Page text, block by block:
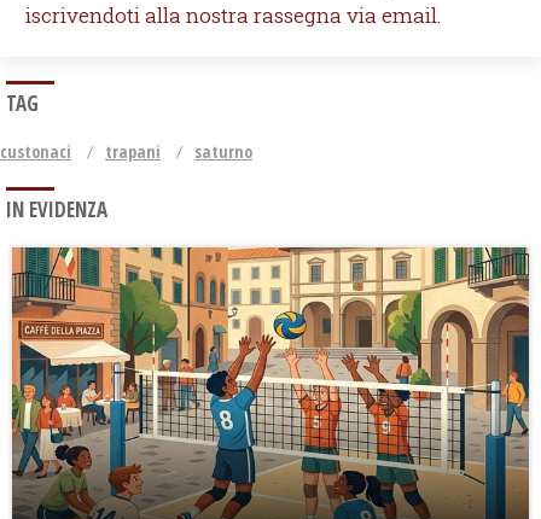
iscrivendoti alla nostra rassegna via email.
TAG
custonaci trapani saturno
IN EVIDENZA